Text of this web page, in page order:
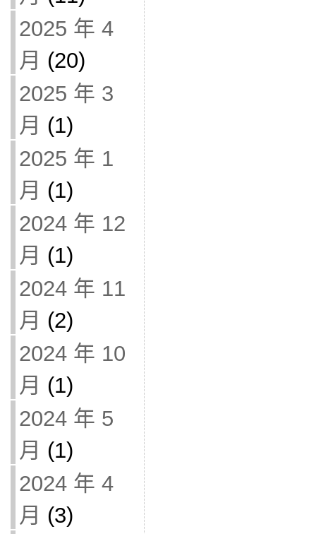
2025 年 4
月 (20)
2025 年 3
月 (1)
2025 年 1
月 (1)
2024 年 12
月 (1)
2024 年 11
月 (2)
2024 年 10
月 (1)
2024 年 5
月 (1)
2024 年 4
月 (3)